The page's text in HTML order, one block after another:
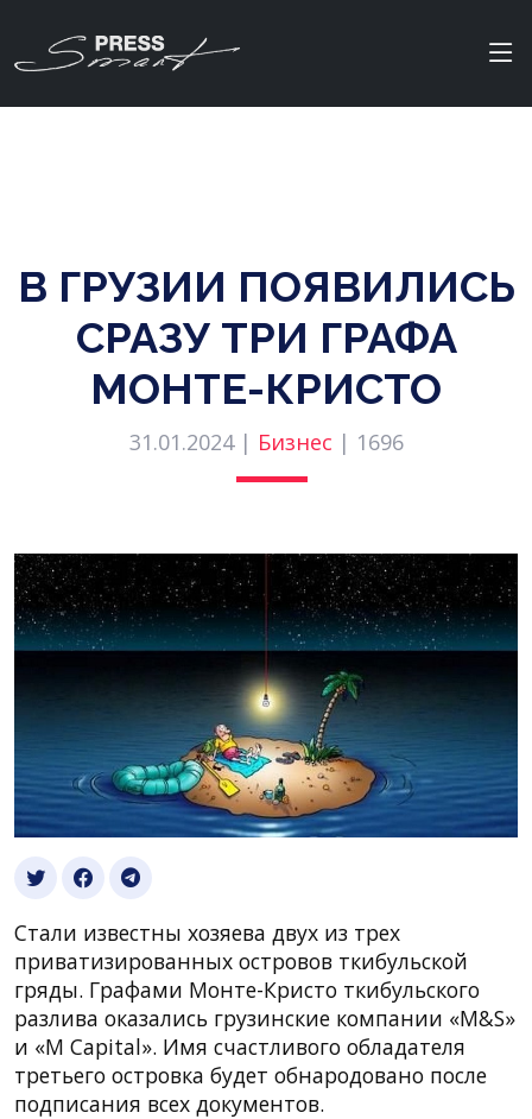
В ГРУЗИИ ПОЯВИЛИСЬ
СРАЗУ ТРИ ГРАФА
МОНТЕ-КРИСТО
31.01.2024 | Бизнес | 1696
Стали известны хозяева двух из трех
приватизированных островов ткибульской
гряды. Графами Монте-Кристо ткибульского
разлива оказались грузинские компании «M&S»
и «M Capital». Имя счастливого обладателя
третьего островка будет обнародовано после
подписания всех документов.